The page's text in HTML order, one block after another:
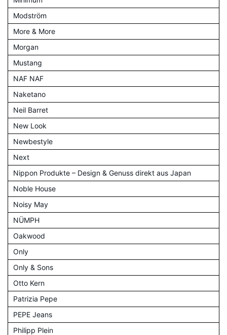
Modström
More & More
Morgan
Mustang
NAF NAF
Naketano
Neil Barret
New Look
Newbestyle
Next
Nippon Produkte – Design & Genuss direkt aus Japan
Noble House
Noisy May
NÜMPH
Oakwood
Only
Only & Sons
Otto Kern
Patrizia Pepe
PEPE Jeans
Philipp Plein